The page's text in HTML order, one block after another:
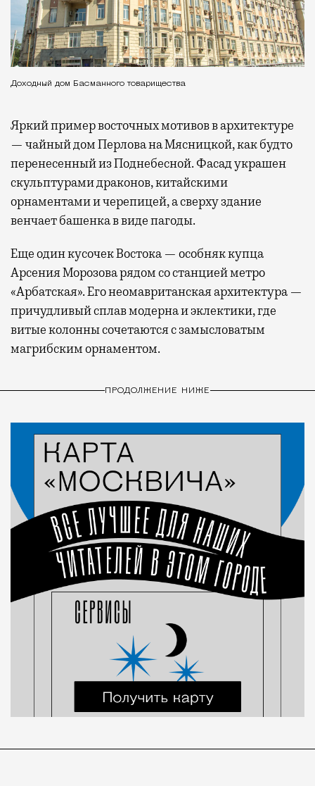
Доходный дом Басманного товарищества
Яркий пример восточных мотивов в архитектуре
— чайный дом Перлова на Мясницкой, как будто
перенесенный из Поднебесной. Фасад украшен
скульптурами драконов, китайскими
орнаментами и черепицей, а сверху здание
венчает башенка в виде пагоды.
Еще один кусочек Востока — особняк купца
Арсения Морозова рядом со станцией метро
«Арбатская». Его неомавританская архитектура —
причудливый сплав модерна и эклектики, где
витые колонны сочетаются с замысловатым
магрибским орнаментом.
ПРОДОЛЖЕНИЕ НИЖЕ